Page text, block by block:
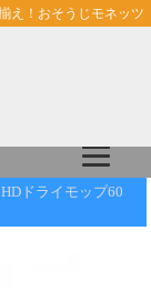
え！おそうじモネッツ
ドライモップ60